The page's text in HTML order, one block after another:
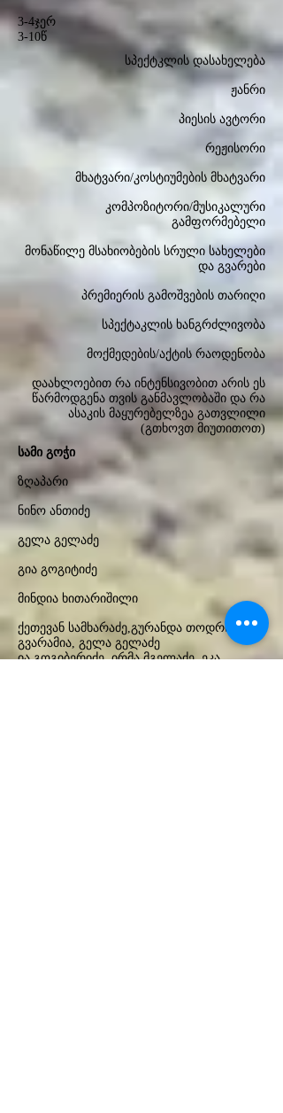
3-4ჯერ
3-10წ
სპექტკლის დასახელება
ჟანრი
პიესის ავტორი
რეჟისორი
მხატვარი/კოსტიუმების მხატვარი
კომპოზიტორი/მუსიკალური
გამფორმებელი
მონაწილე მსახიობების სრული სახელები
და გვარები
პრემიერის გამოშვების თარიღი
სპექტაკლის ხანგრძლივობა
მოქმედების/აქტის რაოდენობა
დაახლოებით რა ინტენსივობით არის ეს
წარმოდგენა თვის განმავლობაში და რა
ასაკის მაყურებელზეა გათვლილი
(გთხოვთ მიუთითოთ)
სამი გოჭი
ზღაპარი
ნინო ანთიძე
გელა გელაძე
გია გოგიტიძე
მინდია ხითარიშილი
ქეთევან სამხარაძე,გურანდა თოდრია, ეკა
გვარამია, გელა გელაძე
ია გოგიბერიძე, ირმა მგელაძე, ეკა